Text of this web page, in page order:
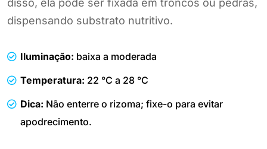
disso, ela pode ser fixada em troncos ou pedras,
dispensando substrato nutritivo.
Iluminação: baixa a moderada
Temperatura: 22 °C a 28 °C
Dica: Não enterre o rizoma; fixe-o para evitar
apodrecimento.